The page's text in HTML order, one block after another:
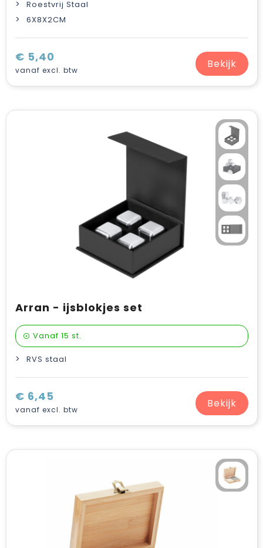
Roestvrij Staal
6X8X2CM
€ 5,40
vanaf excl. btw Bekijk
Arran - ijsblokjes set
Vanaf 15 st.
RVS staal
€ 6,45
vanaf excl. btw Bekijk